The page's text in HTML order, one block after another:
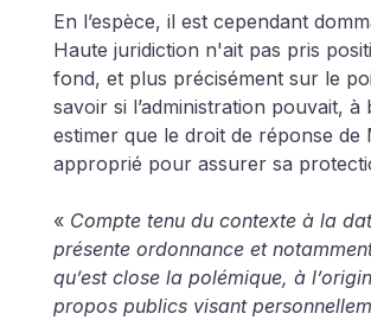
En l’espèce, il est cependant
Haute juridiction n'ait pas pris
fond, et plus précisément sur le
savoir si l’administration pouvait, à
estimer que le droit de réponse de
approprié pour assurer sa
« Compte tenu du contexte à la
présente ordonnance et
qu’est close la polémique, à
propos publics visant